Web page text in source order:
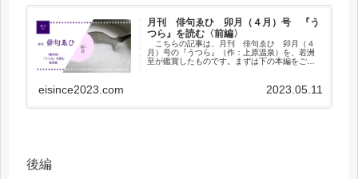
月刊 俳句ゑひ 卯月（４月）号 『う
つら』を読む〈前編〉
こちらの記事は、月刊 俳句ゑひ 卯月（４
月）号の『うつら』（作：上原温泉）を、若洲
至が鑑賞したものです。まずは下の本編をご覧
eisince2023.com 2023.05.11
後編